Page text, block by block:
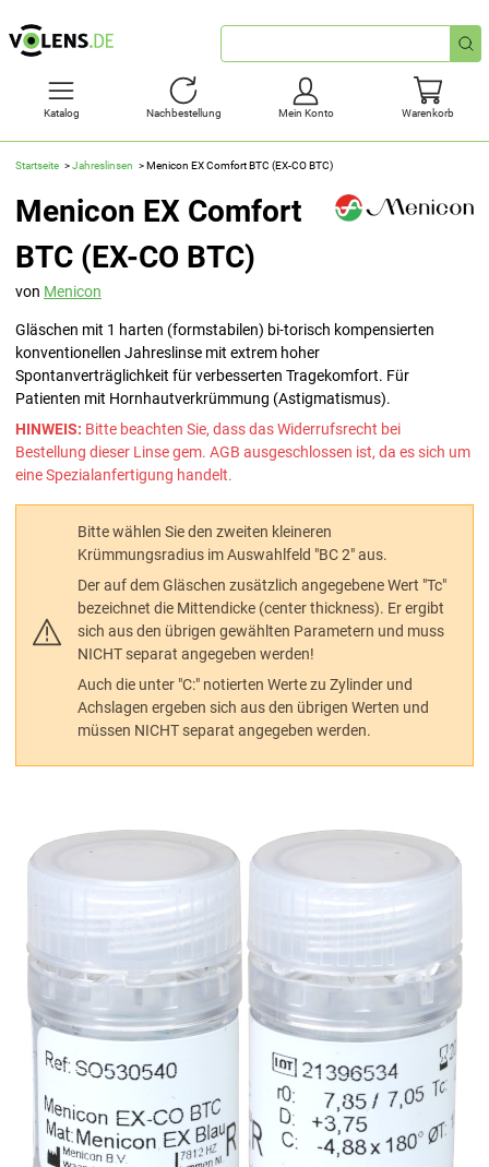
Schnellsuche
Katalog Nachbestellung Mein Konto Warenkorb
Startseite Jahreslinsen Menicon EX Comfort BTC (EX-CO BTC)
Menicon EX Comfort
BTC (EX-CO BTC)
von Menicon
Gläschen mit 1 harten (formstabilen) bi-torisch kompensierten
konventionellen Jahreslinse mit extrem hoher
Spontanverträglichkeit für verbesserten Tragekomfort. Für
Patienten mit Hornhautverkrümmung (Astigmatismus).
HINWEIS: Bitte beachten Sie, dass das Widerrufsrecht bei
Bestellung dieser Linse gem. AGB ausgeschlossen ist, da es sich um
eine Spezialanfertigung handelt.
Bitte wählen Sie den zweiten kleineren
Krümmungsradius im Auswahlfeld "BC 2" aus.
Der auf dem Gläschen zusätzlich angegebene Wert "Tc"
bezeichnet die Mittendicke (center thickness). Er ergibt
sich aus den übrigen gewählten Parametern und muss
NICHT separat angegeben werden!
Auch die unter "C:" notierten Werte zu Zylinder und
Achslagen ergeben sich aus den übrigen Werten und
müssen NICHT separat angegeben werden.